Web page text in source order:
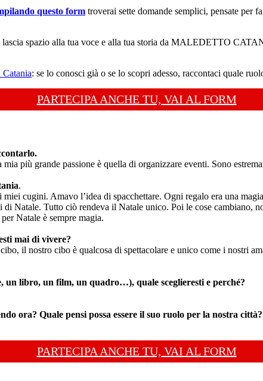
questo form troverai sette domande semplici, pensate per
spazio alla tua voce e alla tua storia da MALEDETTO
Catania: se lo conosci già o se lo scopri adesso, raccontaci quale
PARTECIPA ANCHE TU, VAI AL FORM
più grande passione è quella di organizzare eventi. Sono
.
cugini. Amavo l’idea di spacchettare. Ogni regalo era una
Natale. Tutto ciò rendeva il Natale unico. Poi le cose cambiano,
Natale è sempre magia.
mai di vivere?
il nostro cibo è qualcosa di spettacolare e unico come i nostri
un libro, un film, un quadro…), quale sceglieresti e perché?
ora? Quale pensi possa essere il suo ruolo per la nostra città?
PARTECIPA ANCHE TU, VAI AL FORM